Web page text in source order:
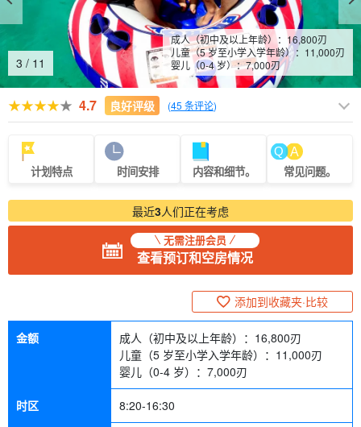
4 / 11
成人（初中及以上年龄）： 16,800刃
儿童（5 岁至小学入学年龄）： 11,000刃
婴儿（0-4 岁）：7,000刃
4.7 良好评级 (45 条评论)
计划特点 时间安排 内容和细节。 常见问题。
最近3人们正在考虑
无需注册会员
查看预订和空房情况
添加到收藏夹·比较
金额 成人（初中及以上年龄）： 16,800刃
儿童（5 岁至小学入学年龄）： 11,000刃
婴儿（0-4 岁）： 7,000刃
时区 8:20-16:30